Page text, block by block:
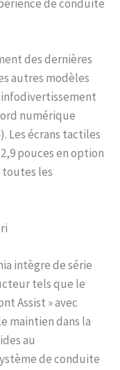
de conduite
des dernières
autres modèles
numérique
Les écrans tactiles
pouces en option
toutes les
intègre de série
tels que le
Assist » avec
maintien dans la
au
de conduite